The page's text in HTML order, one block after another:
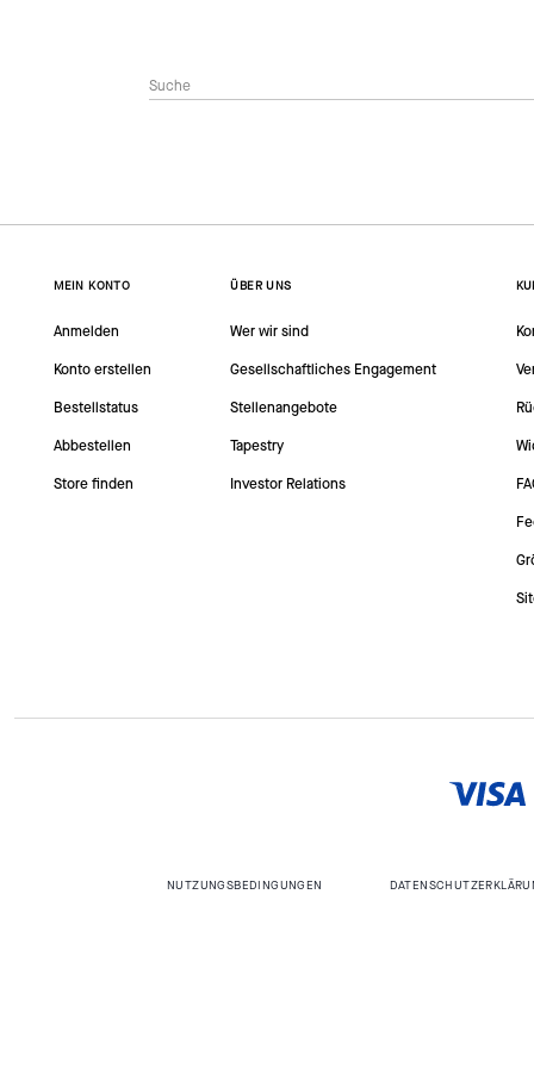
MEIN KONTO
Anmelden
Konto erstellen
Bestellstatus
Abbestellen
Store finden
ÜBER UNS
Wer wir sind
Gesellschaftliches Engagement
Stellenangebote
Tapestry
Investor Relations
NUTZUNGSBEDINGUNGEN